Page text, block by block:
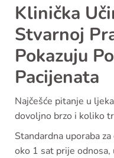
Klinička
Stvarnoj
Pokazuju
Pacijenata
Najčešće pitanje u
dovoljno brzo i koliko
Standardna uporaba
oko 1 sat prije